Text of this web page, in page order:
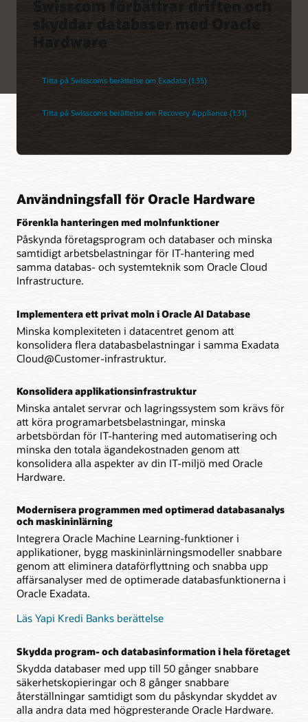
Titta på Swisscoms berättelse om Exadata (1:35)
Titta på Swisscoms berättelse om Recovery Appliance (1:31)
Användningsfall för Oracle Hardware
Förenkla hanteringen med molnfunktioner
Påskynda företagsprogram och databaser och minska
samtidigt arbetsbelastningar för IT-hantering med
samma databas- och systemteknik som Oracle Cloud
Infrastructure.
Implementera ett privat moln i Oracle AI Database
Minska komplexiteten i datacentret genom att
konsolidera flera databasbelastningar i samma Exadata
Cloud@Customer-infrastruktur.
Konsolidera applikationsinfrastruktur
Minska antalet servrar och lagringssystem som krävs för
att köra programarbetsbelastningar, minska
arbetsbördan för IT-hantering med automatisering och
minska den totala ägandekostnaden genom att
konsolidera alla aspekter av din IT-miljö med Oracle
Hardware.
Modernisera programmen med optimerad databasanalys
och maskininlärning
Integrera Oracle Machine Learning-funktioner i
applikationer, bygg maskininlärningsmodeller snabbare
genom att eliminera dataförflyttning och snabba upp
affärsanalyser med de optimerade databasfunktionerna i
Oracle Exadata.
Läs Yapi Kredi Banks berättelse
Skydda program- och databasinformation i hela företaget
Skydda databaser med upp till 50 gånger snabbare
säkerhetskopieringar och 8 gånger snabbare
återställningar samtidigt som du påskyndar skyddet av
alla andra data med högpresterande Oracle Hardware.